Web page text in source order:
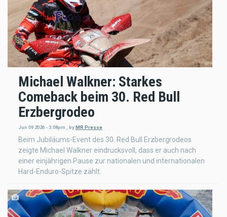
Michael Walkner: Starkes
Comeback beim 30. Red Bull
Erzbergrodeo
Jun 09 2026 - 3:08pm byMR Presse
Beim Jubiläums-Event des 30. Red Bull Erzbergrodeos
zeigte Michael Walkner eindrucksvoll, dass er auch nach
einer einjährigen Pause zur nationalen und internationalen
Hard-Enduro-Spitze zählt.